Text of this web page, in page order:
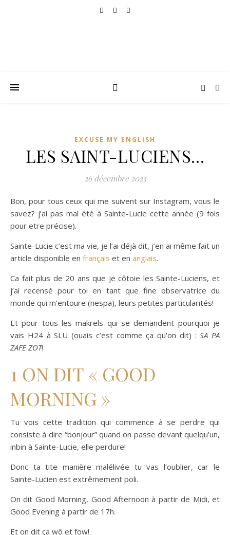
EXCUSE MY ENGLISH
LES SAINT-LUCIENS…
26 décembre 2023
Bon, pour tous ceux qui me suivent sur Instagram, vous le
savez? j’ai pas mal été à Sainte-Lucie cette année (9 fois
pour etre précise).
Sainte-Lucie c’est ma vie, je l’ai déjà dit, j’en ai même fait un
article disponible en français et en anglais.
Ca fait plus de 20 ans que je côtoie les Sainte-Luciens, et
j’ai recensé pour toi en tant que fine observatrice du
monde qui m’entoure (nespa), leurs petites particularités!
Et pour tous les makrels qui se demandent pourquoi je
vais H24 à SLU (ouais c’est comme ça qu’on dit) :SA PA
ZAFE ZOT!
1 ON DIT « GOOD
MORNING »
Tu vois cette tradition qui commence à se perdre qui
consiste à dire “bonjour” quand on passe devant quelqu’un,
inbin à Sainte-Lucie, elle perdure!
Donc ta tite manière malélivée tu vas l’oublier, car le
Sainte-Lucien est extrêmement poli.
On dit Good Morning, Good Afternoon à partir de Midi, et
Good Evening à partir de 17h.
Et on dit ça wô et fow!